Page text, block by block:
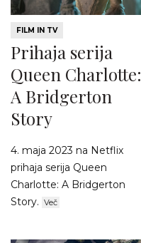
FILM IN TV
Prihaja serija
Queen Charlotte:
A Bridgerton
Story
4. maja 2023 na Netflix
prihaja serija Queen
Charlotte: A Bridgerton
Story. Več